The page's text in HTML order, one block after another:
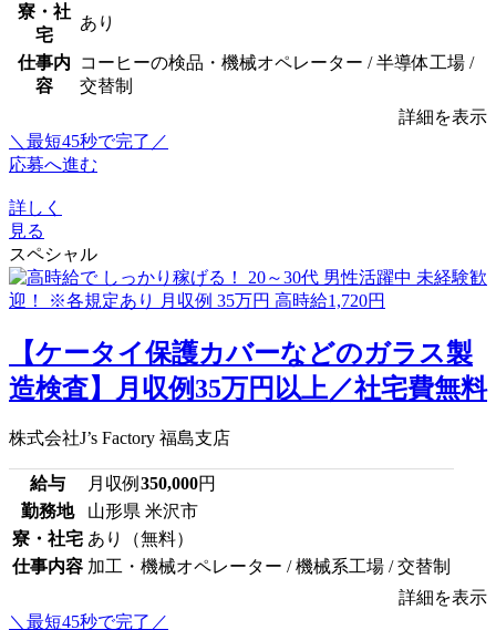
寮・社
宅
あり
仕事内
容
コーヒーの検品・機械オペレーター / 半導体工場 /
交替制
詳細を表示
＼最短45秒で完了／
応募へ進む
詳しく
見る
スペシャル
【ケータイ保護カバーなどのガラス製
造検査】月収例35万円以上／社宅費無料
株式会社J’s Factory 福島支店
給与 月収例 350,000円
勤務地
山形県 米沢市
寮・社宅 あり（無料）
仕事内容 加工・機械オペレーター / 機械系工場 / 交替制
詳細を表示
＼最短45秒で完了／